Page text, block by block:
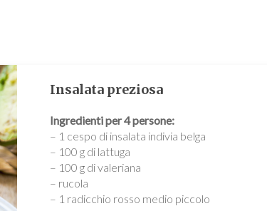
Insalata preziosa
Ingredienti per 4 persone:
– 1 cespo di insalata indivia belga
– 100 g di lattuga
– 100 g di valeriana
– rucola
– 1 radicchio rosso medio piccolo